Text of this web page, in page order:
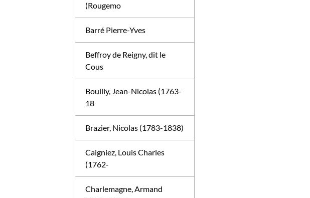
(Rougemo
Barré Pierre-Yves
Beffroy de Reigny, dit le
Cous
Bouilly, Jean-Nicolas (1763-
18
Brazier, Nicolas (1783-1838)
Caigniez, Louis Charles
(1762-
Charlemagne, Armand